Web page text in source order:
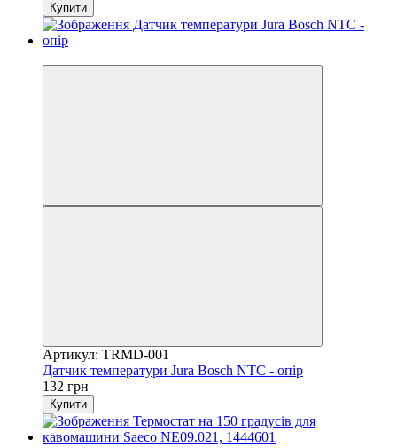
Купити
Артикул: TRMD-001
Датчик температури Jura Bosch NТС - опір
132 грн
Купити